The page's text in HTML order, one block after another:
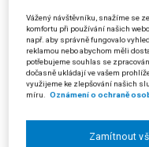
2147/2010
Daňové řízení: místní
řízení
Datum:01.07.2010· Sbírkové
Typ:Rozsudek (SJSd)·
senát (ostatní)· Vydání:12/
337/1992 Sb.: §4; 337/1992
Vážený návštěvníku, snažíme se
komfortu při používání našich
např. aby správně fungovalo
reklamou nebo abychom měli
potřebujeme souhlas se
dočasně ukládají ve vašem
využijeme ke zlepšování našich
míru.
Oznámení o ochraně
Zamítnout